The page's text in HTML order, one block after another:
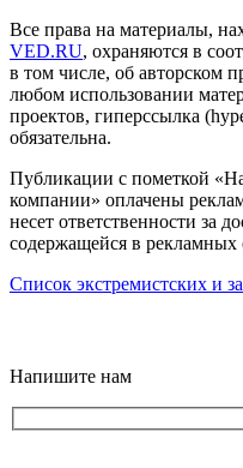
Все права на материалы,
VED.RU, охраняются в
в том числе, об авторском
любом использовании
проектов, гиперссылка
обязательна.
Публикации с пометкой
компании» оплачены
несет ответственности за
содержащейся в рекламных
Список экстремистских и
Напишите нам